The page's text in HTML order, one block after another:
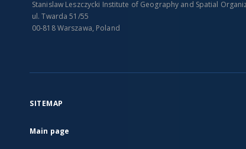
Stanislaw Leszczycki Institute of Geography and Spatial
ul. Twarda 51/55
00-818 Warszawa, Poland
SITEMAP
Main page